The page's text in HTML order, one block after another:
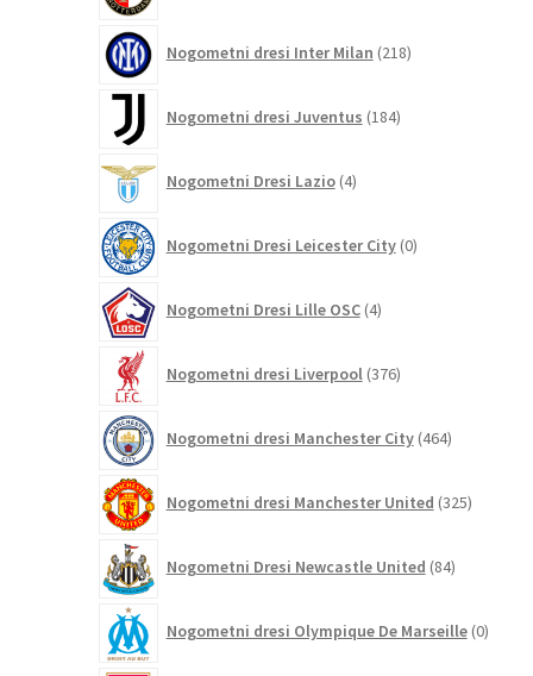
Nogometni dresi Inter Milan 218izdelkov
Nogometni dresi Juventus 184izdelkov
Nogometni Dresi Lazio 4izdelki
Nogometni Dresi Leicester City 0izdelkov
Nogometni Dresi Lille OSC 4izdelki
Nogometni dresi Liverpool 376izdelkov
Nogometni dresi Manchester City 464izdelkov
Nogometni dresi Manchester United 325izdelkov
Nogometni Dresi Newcastle United 84izdelkov
Nogometni dresi Olympique De Marseille 0